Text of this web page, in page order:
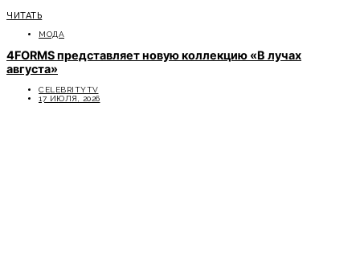
ЧИТАТЬ
МОДА
4FORMS представляет новую коллекцию «В лучах
августа»
CELEBRITYTV
17 ИЮЛЯ, 2026